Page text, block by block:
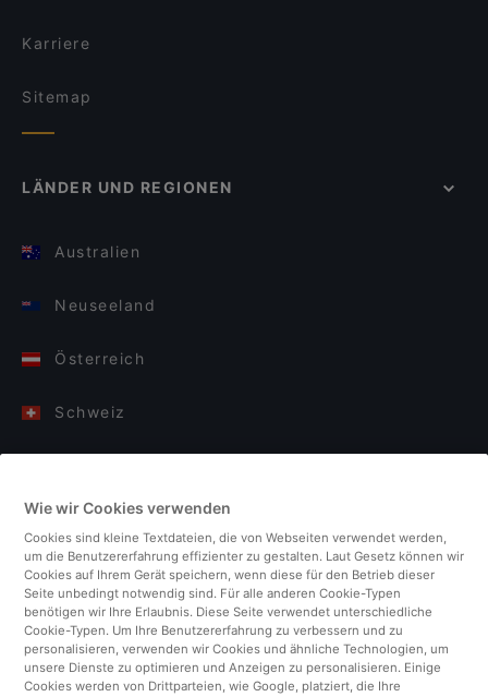
Karriere
Sitemap
LÄNDER UND REGIONEN
Australien
Neuseeland
Österreich
Schweiz
Italien
Finnland
Vereinigtes Königreich
Türkei
Wie wir Cookies verwenden
Cookies sind kleine Textdateien, die von Webseiten verwendet werden,
um die Benutzererfahrung effizienter zu gestalten. Laut Gesetz können wir
Cookies auf Ihrem Gerät speichern, wenn diese für den Betrieb dieser
Seite unbedingt notwendig sind. Für alle anderen Cookie-Typen
benötigen wir Ihre Erlaubnis. Diese Seite verwendet unterschiedliche
Cookie-Typen. Um Ihre Benutzererfahrung zu verbessern und zu
personalisieren, verwenden wir Cookies und ähnliche Technologien, um
unsere Dienste zu optimieren und Anzeigen zu personalisieren. Einige
Cookies werden von Drittparteien, wie Google, platziert, die Ihre